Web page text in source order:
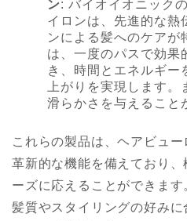
ン: バイオイオニック
イロンは、先進的な熱
ンによる髪へのケアが
は、一度のパスで効果
き、時間とエネルギー
上がりを実現します
滑らかさを与えること
これらの製品は、ヘアビュ
革新的な機能を備えており
ーズに応えることができま
髪質やスタイリングの好み